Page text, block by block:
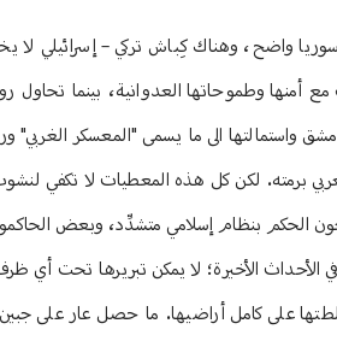
واضح، وهناك كِباش تركي – إسرائيلي لا
أمنها وطموحاتها العدوانية، بينما تحاول
واستمالتها الى ما يسمى "المعسكر الغربي"
برمته. لكن كل هذه المعطيات لا تكفي
الحكم بنظام إسلامي متشدِّد، وبعض
الأخيرة؛ لا يمكن تبريرها تحت أي
على كامل أراضيها. ما حصل عار على جبين